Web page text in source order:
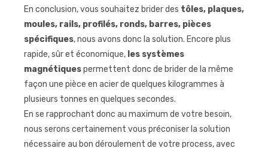
En conclusion, vous souhaitez brider des tôles, plaques,
moules, rails, profilés, ronds, barres, pièces
spécifiques, nous avons donc la solution. Encore plus
rapide, sûr et économique, les systèmes
magnétiquespermettent donc de brider de la même
façon une pièce en acier de quelques kilogrammes à
plusieurs tonnes en quelques secondes.
En se rapprochant donc au maximum de votre besoin,
nous serons certainement vous préconiser la solution
nécessaire au bon déroulement de votre process, avec